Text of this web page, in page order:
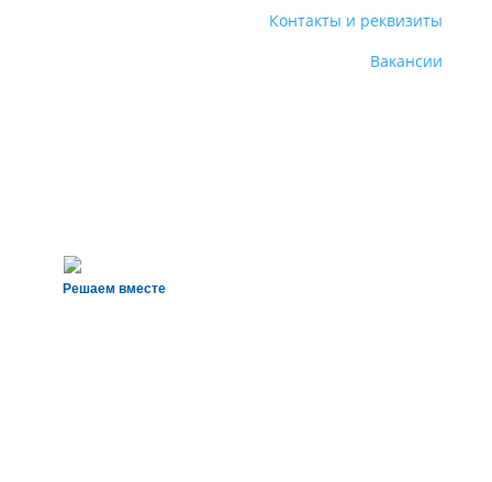
Контакты и реквизиты
Вакансии
Решаем вместе